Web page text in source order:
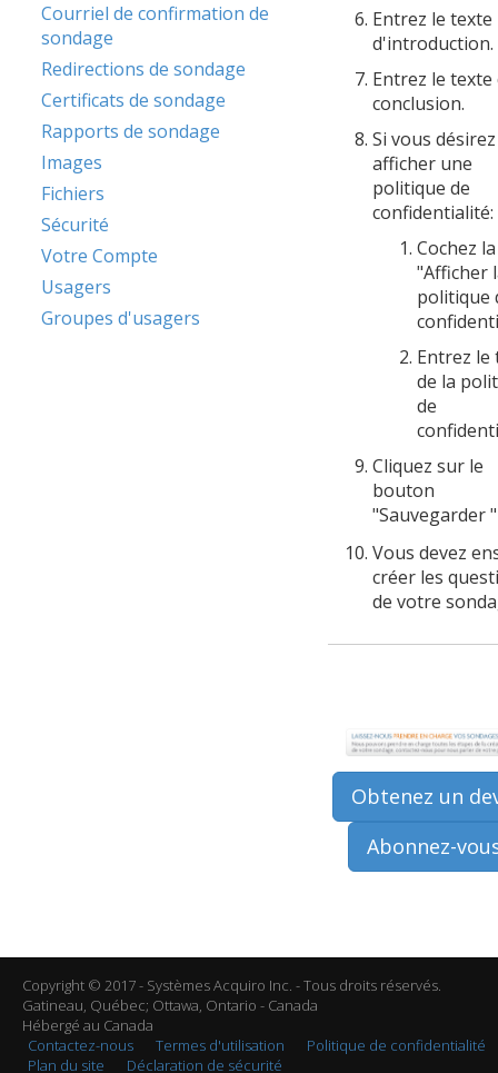
Courriel de confirmation de
sondage
Redirections de sondage
Certificats de sondage
Rapports de sondage
Images
Fichiers
Sécurité
Votre Compte
Usagers
Groupes d'usagers
Entrez le texte
d'introduction.
Entrez le texte
conclusion.
Si vous désirez
afficher une
politique de
confidentialité:
Cochez
"Afficher
politique
Entrez le
de la
de
Cliquez sur le
bouton
"Sauvegarder
Vous devez
créer les
de votre
Obtenez un
Abonnez-
Copyright © 2017 - Systèmes Acquiro Inc. - Tous droits réservés.
Gatineau, Québec; Ottawa, Ontario - Canada
Hébergé au Canada
Contactez-nous
Termes d'utilisation
Politique de confidentialité
Plan du site
Déclaration de sécurité